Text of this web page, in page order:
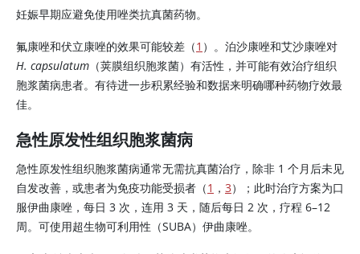
妊娠早期应避免使用唑类抗真菌药物。
氟康唑和伏立康唑的效果可能较差（1 ）。泊沙康唑和艾沙康唑对
H. capsulatum （荚膜组织胞浆菌）有活性，并可能有效治疗组织
胞浆菌病患者。有待进一步积累经验和数据来明确哪种药物疗效最
佳。
急性原发性组织胞浆菌病
急性原发性组织胞浆菌病通常无需抗真菌治疗，除非 1 个月后未见
自发改善，或患者为免疫功能受损者（1 ， 3）；此时治疗方案为口
服伊曲康唑，每日 3 次，连用 3 天，随后每日 2 次，疗程 6–12
周。可使用超生物可利用性（SUBA）伊曲康唑。